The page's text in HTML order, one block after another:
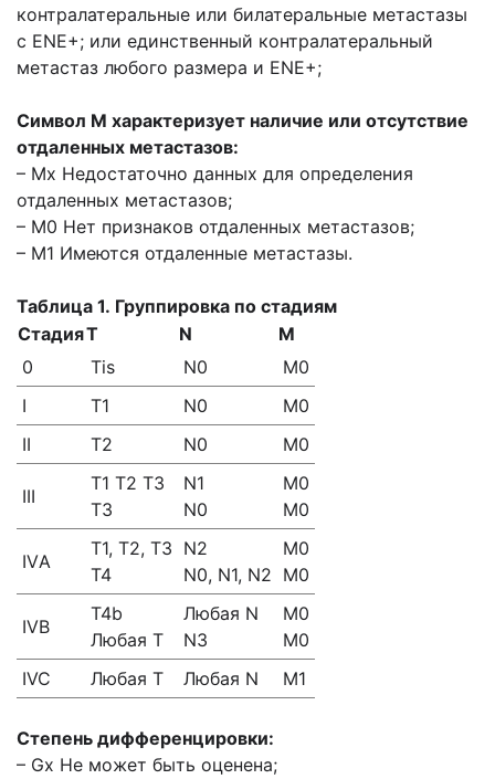
контралатеральные или билатеральные метастазы
с ENE+; или единственный контралатеральный
метастаз любого размера и ENE+;
Символ М характеризует наличие или отсутствие
отдаленных метастазов:
– Mx Недостаточно данных для определения
отдаленных метастазов;
– М0 Нет признаков отдаленных метастазов;
– М1 Имеются отдаленные метастазы.
Таблица 1. Группировка по стадиям
СтадияТ N
M
0
Tis N0
M0
I
T1 N0
M0
II
T2 N0 M0
III
T1 T2 T3
T3
N1
N0
M0
M0
IVА
T1, Т2, Т3
T4
N2
N0, N1, N2
M0
M0
IVB
T4b
Любая T
Любая N
N3
M0
M0
IVC
Любая T Любая N M1
Степень дифференцировки:
– Gx Не может быть оценена;